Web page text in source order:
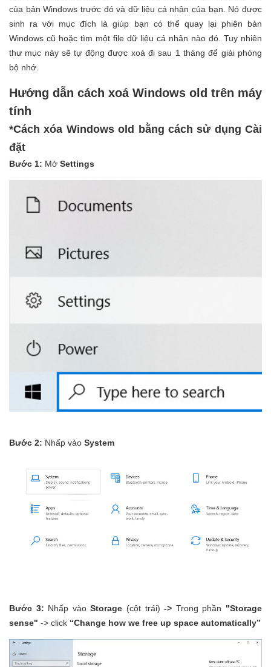
của bản Windows trước đó và dữ liệu cá nhân của bạn. Nó được
sinh ra với mục đích là giúp bạn có thể quay lại phiên bản
Windows cũ hoặc tìm một file dữ liệu cá nhân nào đó. Tuy nhiên
thư mục này sẽ tự động được xoá đi sau 1 tháng để giải phóng
bộ nhớ.
Hướng dẫn cách xoá Windows old trên máy
tính
*Cách xóa Windows old bằng cách sử dụng Cài
đặt
Bước 1: Mở Settings
Bước 2: Nhấp vào System
Bước 3: Nhấp vàoStorage (cột trái) -> Trong phần "Storage
sense" -> click “Change how we free up space automatically”